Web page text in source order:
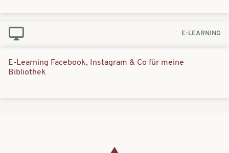
E-LEARNING
E-Learning Facebook, Instagram & Co für meine
Bibliothek